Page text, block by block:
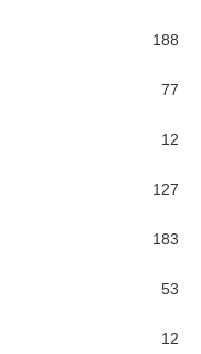
188
77
12
127
183
53
12